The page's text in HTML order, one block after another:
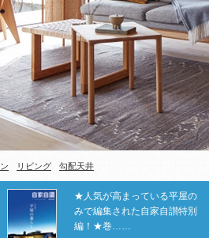
リビング 勾配天井
★人気が高まっている平屋の
みで編集された自家自讃特別
編！★巻……